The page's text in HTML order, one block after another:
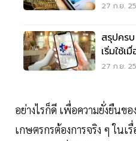
27 ก.ย.
สรุปคร
เริ่มใช้เ
27 ก.ย.
อย่างไรก็ดี เพื่อความยั่งยืนข
เกษตรกรต้องการจริง ๆ ในเ